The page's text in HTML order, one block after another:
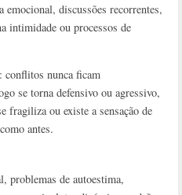
emocional, discussões recorrentes,
intimidade ou processos de
conflitos nunca ficam
se torna defensivo ou agressivo,
fragiliza ou existe a sensação de
antes.
problemas de autoestima,